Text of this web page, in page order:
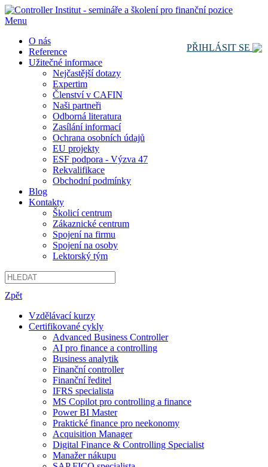
Menu
PŘIHLÁSIT SE
O nás
Reference
Užitečné informace
Nejčastější dotazy
Expertim
Členství v CAFIN
Naši partneři
Odborná literatura
Zasílání informací
Ochrana osobních údajů
EU projekty
ESF podpora - Výzva 47
Rekvalifikace
Obchodní podmínky
Blog
Kontakty
Školicí centrum
Zákaznické centrum
Spojení na firmu
Spojení na osoby
Lektorský tým
Zpět
Vzdělávací kurzy
Certifikované cykly
Advanced Business Controller
AI pro finance a controlling
Business analytik
Finanční controller
Finanční ředitel
IFRS specialista
MS Copilot pro controlling a finance
Power BI Master
Praktické finance pro neekonomy
Acquisition Manager
Digital Finance & Controlling Specialist
Manažer nákupu